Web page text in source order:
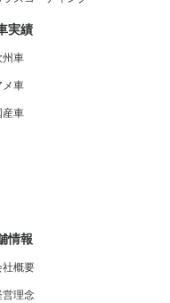
実績
州車
メ車
産車
情報
社概要
営理念